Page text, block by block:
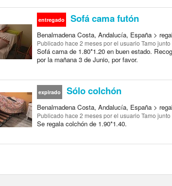
entregado Sofá cama futón
Benalmadena Costa, Andalucía, España >
Publicado hace 2 mesespor el usuario Tamo junto
Sofá cama de 1.80*1.20 en buen estado.
por la mañana 3 de Junio, por favor.
expirado Sólo colchón
Benalmadena Costa, Andalucía, España >
Publicado hace 2 mesespor el usuario Tamo junto
Se regala colchón de 1.90*1.40.